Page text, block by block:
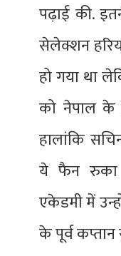
पढ़ाई की.
सेलेक्शन
हो गया था
को नेपाल के
हालांकि
ये फैन रुका
एकेडमी में
के पूर्व